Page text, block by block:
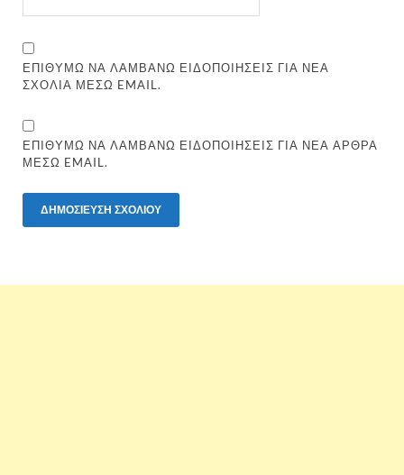
ΕΠΙΘΥΜΏ ΝΑ ΛΑΜΒΆΝΩ ΕΙΔΟΠΟΙΉΣΕΙΣ ΓΙΑ ΝΈΑ
ΣΧΌΛΙΑ ΜΈΣΩ EMAIL.
ΕΠΙΘΥΜΏ ΝΑ ΛΑΜΒΆΝΩ ΕΙΔΟΠΟΙΉΣΕΙΣ ΓΙΑ ΝΈΑ ΆΡΘΡΑ
ΜΈΣΩ EMAIL.